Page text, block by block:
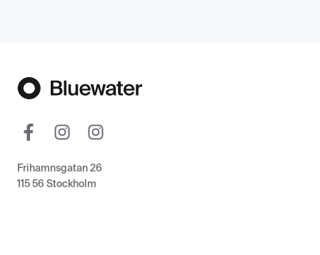
Frihamnsgatan 26
115 56 Stockholm